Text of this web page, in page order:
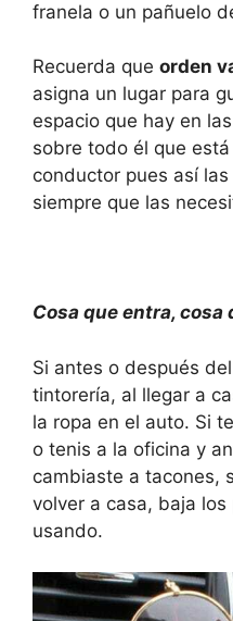
franela o un pañuelo
Recuerda que orden
asigna un lugar para
espacio que hay en
sobre todo él que
conductor pues así
siempre que las
Cosa que entra, cosa
Si antes o después
tintorería, al llegar a
la ropa en el auto. Si
o tenis a la oficina y
cambiaste a tacones,
volver a casa, baja
usando.